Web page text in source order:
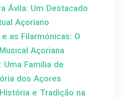
Ávila: Um Destacado
Açoriano
as Filarmónicas: O
Açoriana
Uma Família de
dos Açores
e Tradição na